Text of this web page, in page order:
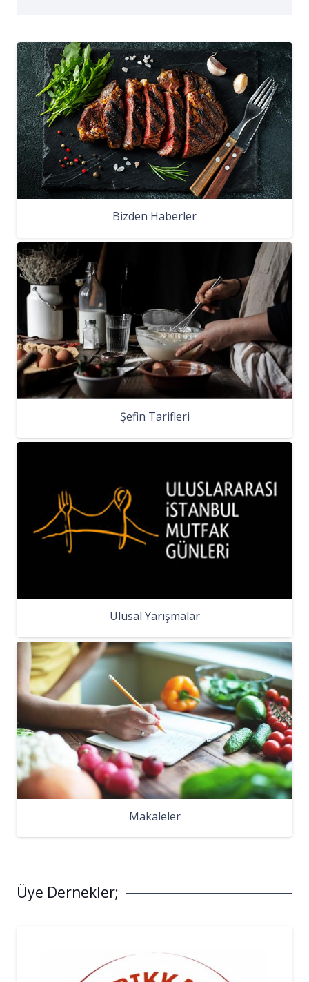
Bizden Haberler
Şefin Tarifleri
Ulusal Yarışmalar
Makaleler
Üye Dernekler;